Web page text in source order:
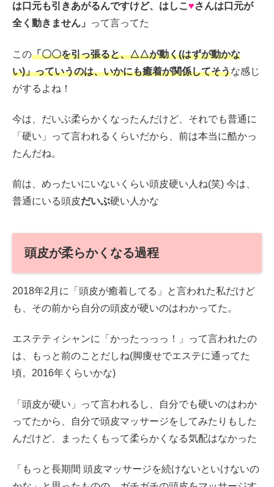
は口元も引きあがるんですけど、はしこ ♥さんは口元が
全く動きません」
って言ってた
この「〇〇を引っ張ると、△△が動く(はずが動かな
い)」っていうのは、いかにも癒着が関係してそうな感じ
がするよね！
今は、だいぶ柔らかくなったんだけど、それでも普通に
「硬い」って言われるくらいだから、前は本当に酷かっ
たんだね。
前は、めったいにいないくらい頭皮硬い人ね(笑) 今は、
普通にいる頭皮だいぶ硬い人かな
頭皮が柔らかくなる過程
2018年2月に「頭皮が癒着してる」と言われた私だけど
も、その前から自分の頭皮が硬いのはわかってた。
エステティシャンに「かったっっっ！」って言われたの
は、もっと前のことだしね(脚痩せでエステに通ってた
頃。2016年くらいかな)
「頭皮が硬い」って言われるし、自分でも硬いのはわか
ってたから、自分で頭皮マッサージをしてみたりもした
んだけど、まったくもって柔らかくなる気配はなかった
「もっと長期間 頭皮マッサージを続けないといけないの